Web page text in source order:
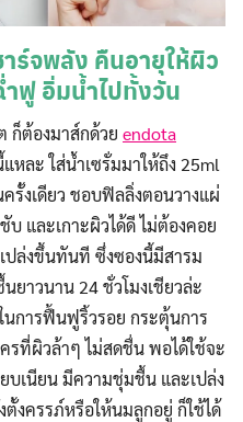
ร์จพลัง คืนอายุให้ผิว
ฟู อิ่มน้ำไปทั้งวัน
ก็ต้องมาส์กด้วย endota
หละ ใส่น้ำเซรั่มมาให้ถึง 25ml
รั้งเดียว ชอบฟิลลิ่งตอนวางแผ่
และเกาะผิวได้ดี ไม่ต้องคอย
ปล่งขึ้นทันที ซึ่งซองนี้มีสารม
ยาวนาน 24 ชั่วโมงเชียวล่ะ
นการฟื้นฟูริ้วรอย กระตุ้นการ
รที่ผิวล้าๆ ไม่สดชื่น พอได้ใช้จะ
บเนียน มีความชุ่มชื้น และเปล่ง
งครรภ์หรือให้นมลูกอยู่ ก็ใช้ได้